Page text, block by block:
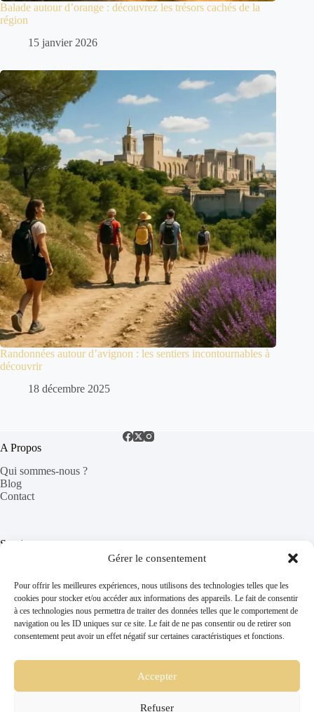
Gérer le consentement
Pour offrir les meilleures expériences, nous utilisons des technologies telles que les
cookies pour stocker et/ou accéder aux informations des appareils. Le fait de consentir
à ces technologies nous permettra de traiter des données telles que le comportement de
navigation ou les ID uniques sur ce site. Le fait de ne pas consentir ou de retirer son
consentement peut avoir un effet négatif sur certaines caractéristiques et fonctions.
Accepter
Refuser
Balade autour d’orange : découvrez les trésors cachés de la
région
15 janvier 2026
Randonnées autour d’avignon : les sentiers incontournables à
découvrir
18 décembre 2025
A Propos
Qui sommes-nous ?
Blog
Contact
Services
Trouver un gîte
FAQ
Informations Légales
Mentions Légales
Politique de confidentialité